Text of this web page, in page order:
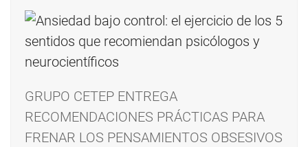
GRUPO CETEP ENTREGA
RECOMENDACIONES PRÁCTICAS PARA
FRENAR LOS PENSAMIENTOS OBSESIVOS